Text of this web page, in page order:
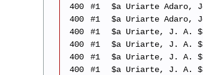
400
#1
$a Uriarte Adaro,
400
#1
$a Uriarte Adaro,
400
#1
$a Uriarte, J. A. $f
400
#1
$a Uriarte, J. A.
400
#1
$a Uriarte, J. A.
400
#1
$a Uriarte, J. A.